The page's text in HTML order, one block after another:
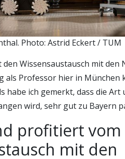
Photo: Astrid Eckert / TUM
Wissensaustausch mit den
als Professor hier in München
habe ich gemerkt, dass die
wird, sehr gut zu Bayern
profitiert vom
mit den